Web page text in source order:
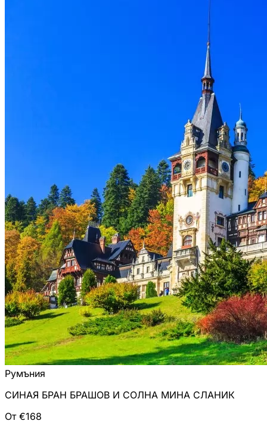
Румъния
СИНАЯ БРАН БРАШОВ И СОЛНА МИНА СЛАНИК
От €168